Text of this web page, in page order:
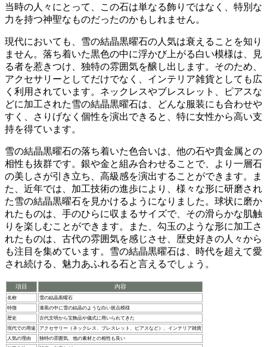
当時の人々にとって、この石は単なる飾りではなく、特別な
力を持つ神聖なものだったのかもしれません。
現代においても、雪の結晶黒曜石の人気は衰えることを知り
ません。落ち着いた黒色の中に浮かび上がる白い模様は、見
る者を惹きつけ、独特の雰囲気を醸し出します。そのため、
アクセサリーとしてだけでなく、インテリア雑貨としても広
く利用されています。 ネックレスやブレスレット、ピアスな
どに加工された雪の結晶黒曜石は、どんな服装にも合わせや
すく、さりげなく個性を演出できる と、特に女性から高い支
持を得ています。
雪の結晶黒曜石の落ち着いた色合いは、他の石や貴金属との
相性も抜群です。銀や金と組み合わせることで、より一層石
の美しさが引き立ち、高級感を演出することができます。ま
た、近年では、加工技術の進歩により、様々な形に研磨され
た雪の結晶黒曜石を見かけるようになりました。球状に磨か
れたものは、手のひらに収まるサイズで、その滑らかな肌触
りを楽しむことができます。また、勾玉のような形に加工さ
れたものは、古代の雰囲気を感じさせ、歴史好きの人々から
も注目を集めています。 雪の結晶黒曜石は、時代を超えて愛
され続ける、魅力あふれる石と言えるでしょう。
項目 内容
名称
雪の結晶黒曜石
特徴
漆黒の中に雪の結晶のような白い斑点模様
歴史
古代文明から宝飾品や儀式に用いられてきた
現代での用途
アクセサリー（ネックレス、ブレスレット、ピアスなど）、インテリア雑貨
人気の理由
独特の雰囲気、他の素材との相性も良い